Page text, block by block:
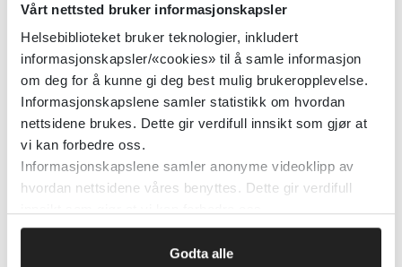
Vårt nettsted bruker informasjonskapsler
Helsebiblioteket bruker teknologier, inkludert
informasjonskapsler/«cookies» til å samle informasjon
om deg for å kunne gi deg best mulig brukeropplevelse.
Informasjonskapslene samler statistikk om hvordan
nettsidene brukes. Dette gir verdifull innsikt som gjør at
vi kan forbedre oss.
Informasjonskapslene samler anonyme videoklipp av
hvordan nettsidene våres benyttes. Dette gir verdifull
Godta alle
Først publisert:05.12.2019
Sist faglig oppdatert:20.01.2022
Tema:Psykisk helse, Psykisk helsearbeid
Emner:Psykisk helsearbeid
Dokumenttype:Rapporter
Utgiver:Helsedirektoratet
Språk:Norsk